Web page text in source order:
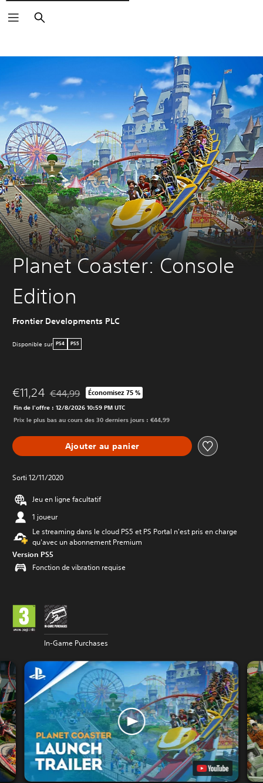
Rechercher
Planet Coaster: Console
Edition
Frontier Developments PLC
Disponible sur PS4 PS5
€11,24 Remise par rapport au prix d'origine de €44,99
€44,99 Économisez 75 %
Fin de l'offre : 12/8/2026 10:59 PM UTC
Prix le plus bas au cours des 30 derniers jours : €44,99
Ajouter au panier
Sorti 12/11/2020
Jeu en ligne facultatif
1 joueur
Le streaming dans le cloud PS5 et PS Portal n'est pris en charge
qu'avec un abonnement Premium
Version PS5
Fonction de vibration requise
In-Game Purchases